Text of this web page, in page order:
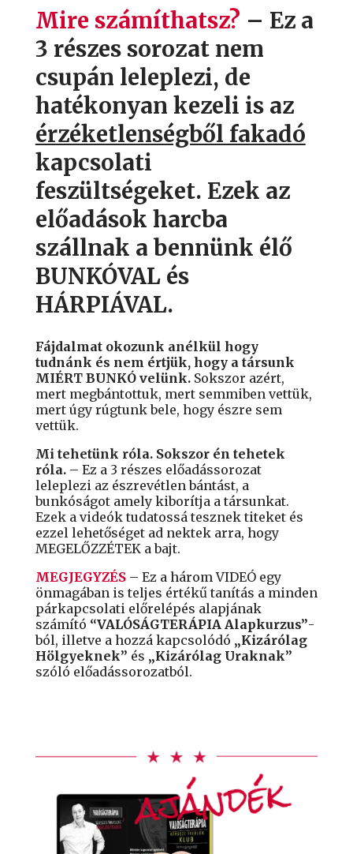
Mire számíthatsz? – Ez a
3 részes sorozat nem
csupán leleplezi, de
hatékonyan kezeli is az
érzéketlenségből fakadó
kapcsolati
feszültségeket. Ezek az
előadások harcba
szállnak a bennünk élő
BUNKÓVAL és
HÁRPIÁVAL.
Fájdalmat okozunk anélkül hogy
tudnánk és nem értjük, hogy a társunk
MIÉRT BUNKÓ velünk.Sokszor azért,
mert megbántottuk, mert semmiben vettük,
mert úgy rúgtunk bele, hogy észre sem
vettük.
Mi tehetünk róla. Sokszor én tehetek
róla.– Ez a 3 részes előadássorozat
leleplezi az észrevétlen bántást, a
bunkóságot amely kiborítja a társunkat.
Ezek a videók tudatossá tesznek titeket és
ezzel lehetőséget ad nektek arra, hogy
MEGELŐZZÉTEK a bajt.
MEGJEGYZÉS – Ez a három VIDEÓ egy
önmagában is teljes értékű tanítás a minden
párkapcsolati előrelépés alapjának
számító “VALÓSÁGTERÁPIA Alapkurzus”-
ból, illetve a hozzá kapcsolódó „Kizárólag
Hölgyeknek” és „Kizárólag Uraknak”
szóló előadássorozatból.
ajándék